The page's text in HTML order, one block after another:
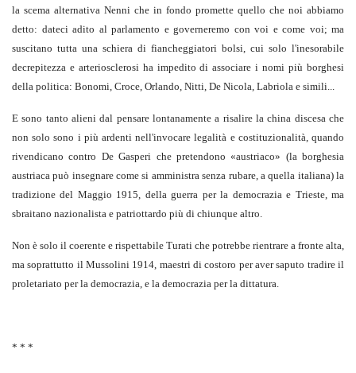
la scema alternativa Nenni che in fondo promette quello che noi abbiamo
detto: dateci adito al parlamento e governeremo con voi e come voi; ma
suscitano tutta una schiera di fiancheggiatori bolsi, cui solo l'inesorabile
decrepitezza e arteriosclerosi ha impedito di associare i nomi più borghesi
della politica: Bonomi, Croce, Orlando, Nitti, De Nicola, Labriola e simili...
E sono tanto alieni dal pensare lontanamente a risalire la china discesa che
non solo sono i più ardenti nell'invocare legalità e costituzionalità, quando
rivendicano contro De Gasperi che pretendono «austriaco» (la borghesia
austriaca può insegnare come si amministra senza rubare, a quella italiana) la
tradizione del Maggio 1915, della guerra per la democrazia e Trieste, ma
sbraitano nazionalista e patriottardo più di chiunque altro.
Non è solo il coerente e rispettabile Turati che potrebbe rientrare a fronte alta,
ma soprattutto il Mussolini 1914, maestri di costoro per aver saputo tradire il
proletariato per la democrazia, e la democrazia per la dittatura.
* * *